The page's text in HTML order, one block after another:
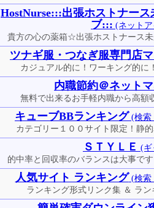
HostNurse:::出張ホストナー
ブ::: (ネット
貴方の心の薬箱☆出張ホストナース
ツナギ服・つなぎ服専門店
カジュアル的に！ワーキング的に
内職節約＠ネット
無料で出来るお手軽内職から高額
キューブBBランキング (検索
カテゴリー１００サイト限定！静
ＳＴＹＬＥ (ギ
的中率と回収率のバランスは大事で
人気サイト ランキング (検索
ランキング形式リンク集 ＆ ラ